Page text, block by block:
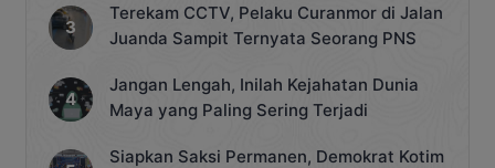
Terekam CCTV, Pelaku Curanmor di Jalan
Juanda Sampit Ternyata Seorang PNS
Jangan Lengah, Inilah Kejahatan Dunia
Maya yang Paling Sering Terjadi
Siapkan Saksi Permanen, Demokrat Kotim